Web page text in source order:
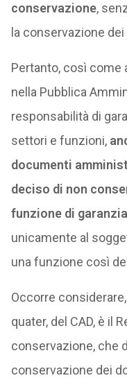
conservazione,
la conservazione
Pertanto, così come
nella Pubblica
responsabilità di
settori e funzioni,
documenti
deciso di non
funzione di
unicamente al
una funzione così
Occorre considerare,
quater, del CAD, è il
conservazione, che
conservazione dei